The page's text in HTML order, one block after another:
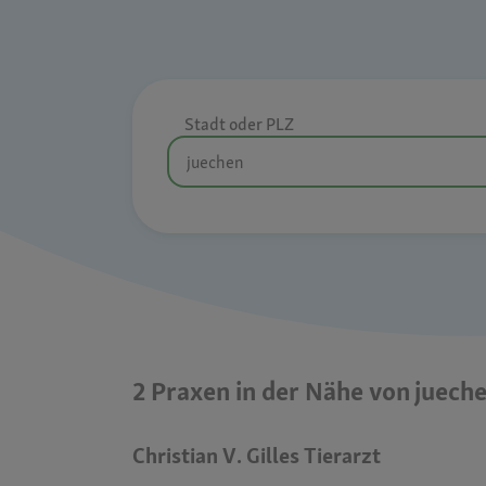
Stadt oder PLZ
2 Praxen in der Nähe von
Christian V. Gilles Tierarzt